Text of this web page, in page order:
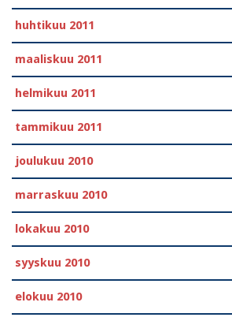
huhtikuu 2011
maaliskuu 2011
helmikuu 2011
tammikuu 2011
joulukuu 2010
marraskuu 2010
lokakuu 2010
syyskuu 2010
elokuu 2010